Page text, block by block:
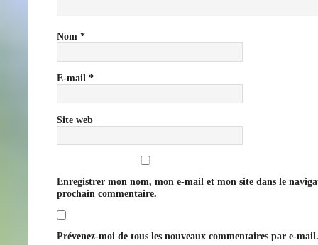
Nom *
E-mail *
Site web
Enregistrer mon nom, mon e-mail et mon site dans le
prochain commentaire.
Prévenez-moi de tous les nouveaux commentaires par e-mail.